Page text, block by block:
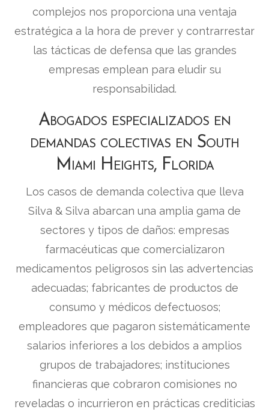
complejos nos proporciona una ventaja
estratégica a la hora de prever y contrarrestar
las tácticas de defensa que las grandes
empresas emplean para eludir su
responsabilidad.
Abogados especializados en
demandas colectivas en South
Miami Heights, Florida
Los casos de demanda colectiva que lleva
Silva & Silva abarcan una amplia gama de
sectores y tipos de daños: empresas
farmacéuticas que comercializaron
medicamentos peligrosos sin las advertencias
adecuadas; fabricantes de productos de
consumo y médicos defectuosos;
empleadores que pagaron sistemáticamente
salarios inferiores a los debidos a amplios
grupos de trabajadores; instituciones
financieras que cobraron comisiones no
reveladas o incurrieron en prácticas crediticias